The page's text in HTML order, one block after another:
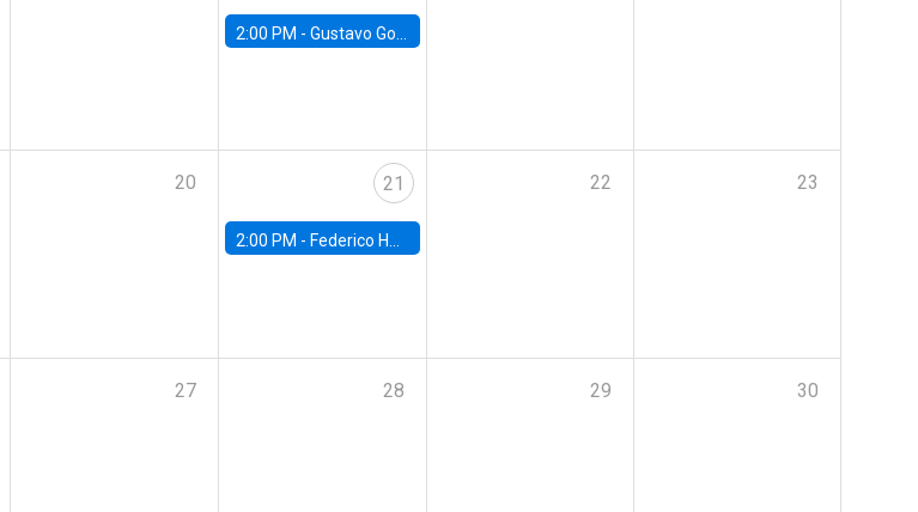
2:00 PM - Gustavo González - Banco Central de Chile
20 21
2:00 PM - Federico Huneeus - Banco Central de Chile
22 23
27 28 29 30